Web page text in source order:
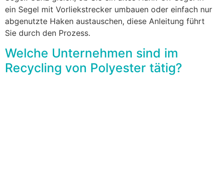
ein Segel mit Vorliekstrecker umbauen oder einfach nur
abgenutzte Haken austauschen, diese Anleitung führt
Sie durch den Prozess.
Welche Unternehmen sind im
Recycling von Polyester tätig?